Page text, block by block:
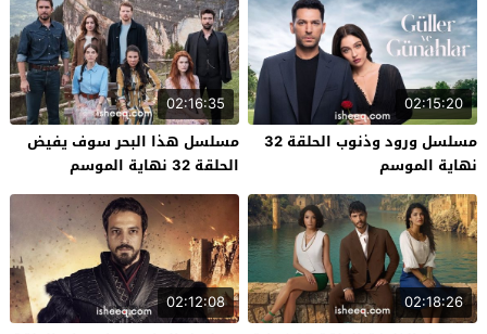
02:15:20
مسلسل ورود وذنوب الحلقة 32
نهاية الموسم
02:16:35
مسلسل هذا البحر سوف يفيض
الحلقة 32 نهاية الموسم
02:18:26
02:12:08